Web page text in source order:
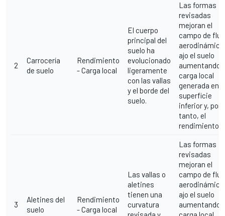
2
Carrocería
de suelo
Rendimiento
- Carga local
El cuerpo
principal del
suelo ha
evolucionado
ligeramente
con las vallas
y el borde del
suelo.
Las formas
revisadas
mejoran el
campo de
aerodinámico
ajo el suelo
aumentando
carga local
generada en
superficie
inferior y, por
tanto, el
rendimiento.
3
Aletines del
suelo
Rendimiento
- Carga local
Las vallas o
aletines
tienen una
curvatura
Las formas
revisadas
mejoran el
campo de
aerodinámico
ajo el suelo
aumentando